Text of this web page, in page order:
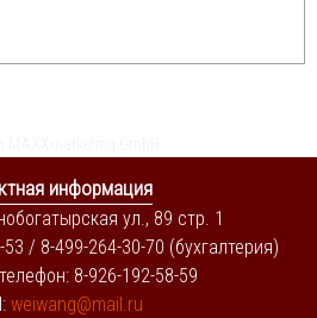
информация
ул., 89 стр. 1
/ 8-499-264-30-70 (бухгалтерия)
8-926-192-58-59
weiwang@mail.ru